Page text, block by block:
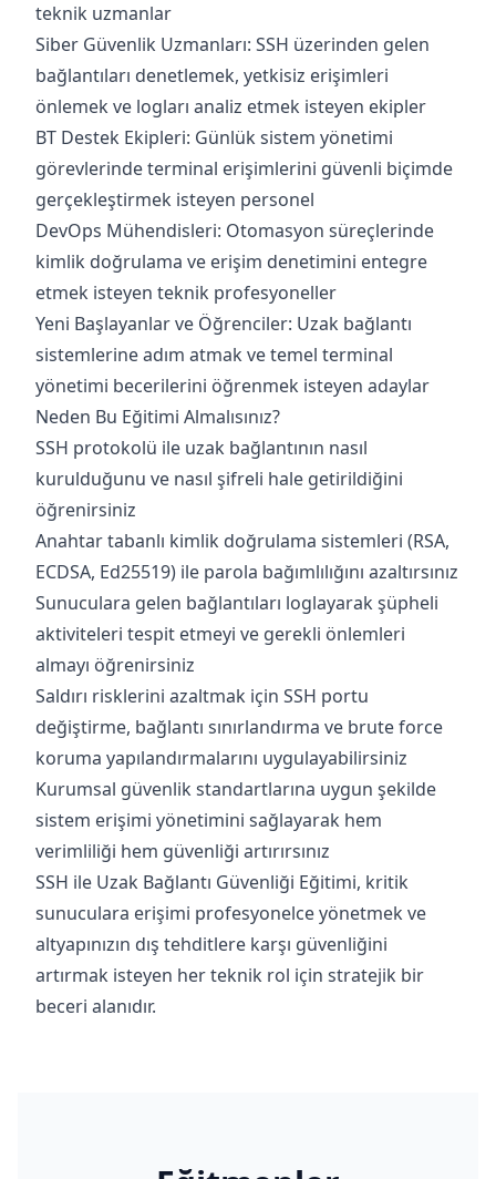
teknik uzmanlar
Siber Güvenlik Uzmanları: SSH üzerinden gelen
bağlantıları denetlemek, yetkisiz erişimleri
önlemek ve logları analiz etmek isteyen ekipler
BT Destek Ekipleri: Günlük sistem yönetimi
görevlerinde terminal erişimlerini güvenli biçimde
gerçekleştirmek isteyen personel
DevOps Mühendisleri: Otomasyon süreçlerinde
kimlik doğrulama ve erişim denetimini entegre
etmek isteyen teknik profesyoneller
Yeni Başlayanlar ve Öğrenciler: Uzak bağlantı
sistemlerine adım atmak ve temel terminal
yönetimi becerilerini öğrenmek isteyen adaylar
Neden Bu Eğitimi Almalısınız?
SSH protokolü ile uzak bağlantının nasıl
kurulduğunu ve nasıl şifreli hale getirildiğini
öğrenirsiniz
Anahtar tabanlı kimlik doğrulama sistemleri (RSA,
ECDSA, Ed25519) ile parola bağımlılığını azaltırsınız
Sunuculara gelen bağlantıları loglayarak şüpheli
aktiviteleri tespit etmeyi ve gerekli önlemleri
almayı öğrenirsiniz
Saldırı risklerini azaltmak için SSH portu
değiştirme, bağlantı sınırlandırma ve brute force
koruma yapılandırmalarını uygulayabilirsiniz
Kurumsal güvenlik standartlarına uygun şekilde
sistem erişimi yönetimini sağlayarak hem
verimliliği hem güvenliği artırırsınız
SSH ile Uzak Bağlantı Güvenliği Eğitimi, kritik
sunuculara erişimi profesyonelce yönetmek ve
altyapınızın dış tehditlere karşı güvenliğini
artırmak isteyen her teknik rol için stratejik bir
beceri alanıdır.